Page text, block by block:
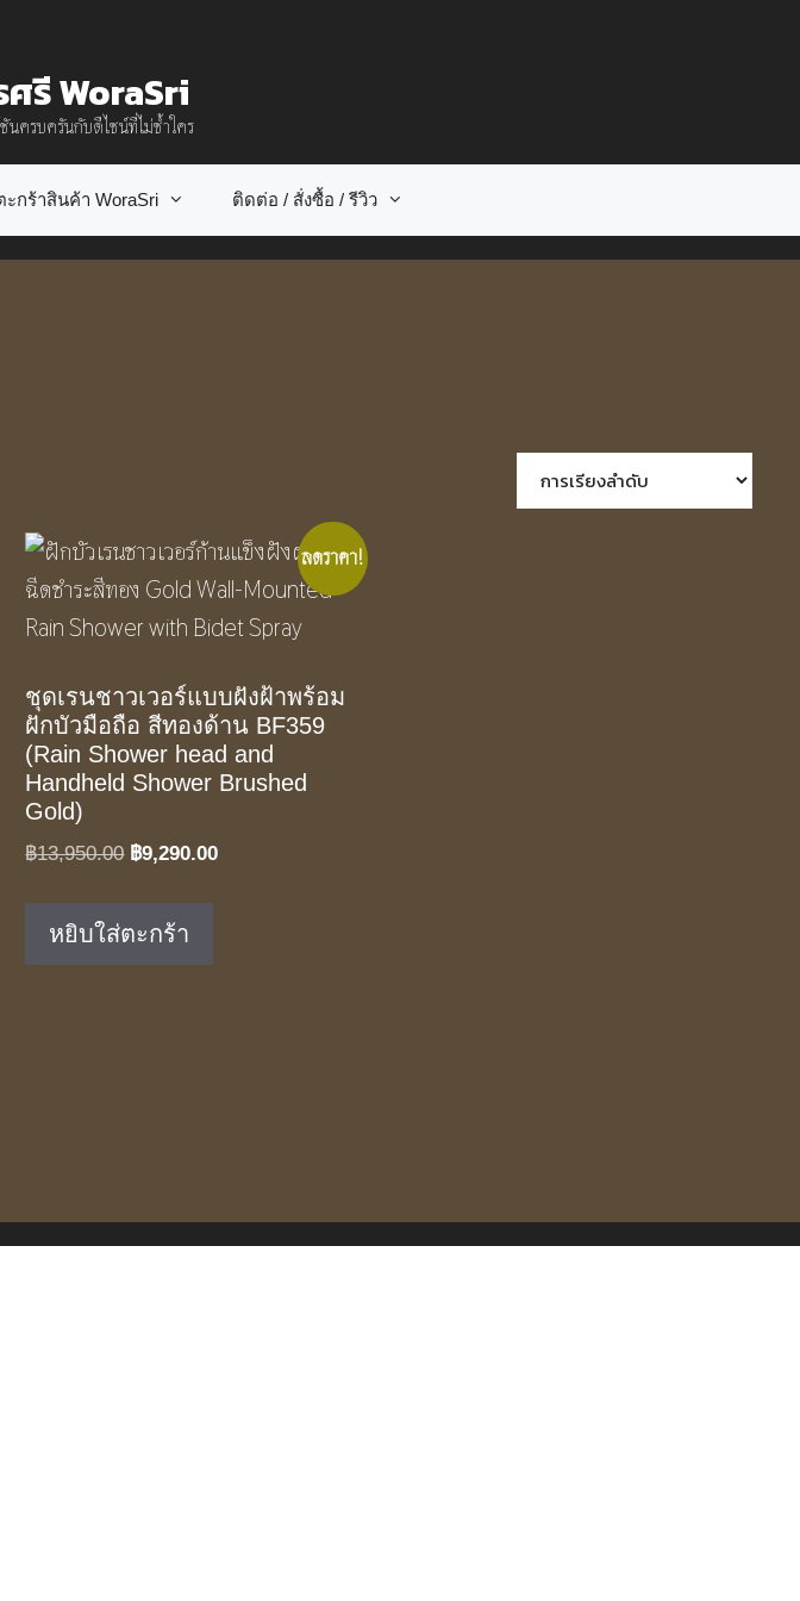
ศรี WoraSri
นครบครันกับดีไซน์ที่ไม่ซ้ำใคร
ะกร้าสินค้า WoraSri ติดต่อ / สั่งซื้อ / รีวิว
ลดราคา!
ชุดเรนชาวเวอร์แบบฝังฝ้าพร้อม
ฝักบัวมือถือ สีทองด้าน BF359
(Rain Shower head and
Handheld Shower Brushed
Gold)
฿13,950.00 Original
฿13,950.00.
฿9,290.00Current
หยิบใส่ตะกร้า